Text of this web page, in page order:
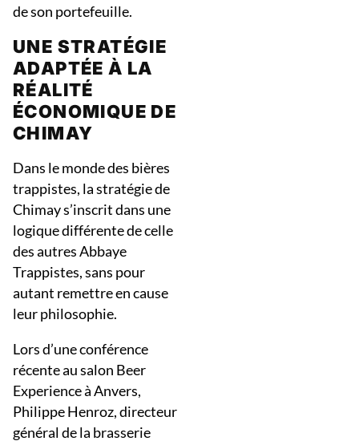
de son portefeuille.
UNE STRATÉGIE
ADAPTÉE À LA
RÉALITÉ
ÉCONOMIQUE DE
CHIMAY
Dans le monde des bières
trappistes, la stratégie de
Chimay s’inscrit dans une
logique différente de celle
des autres Abbaye
Trappistes, sans pour
autant remettre en cause
leur philosophie.
Lors d’une conférence
récente au salon Beer
Experience à Anvers,
Philippe Henroz, directeur
général de la brasserie